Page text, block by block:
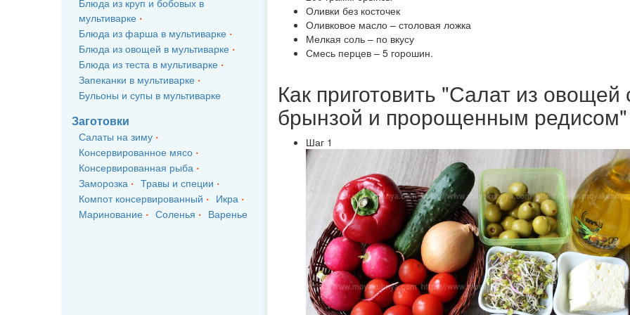
Блюда из круп и бобовых в
мультиварке
Блюда из фарша в мультиварке
Блюда из овощей в мультиварке
Блюда из теста в мультиварке
Запеканки в мультиварке
Бульоны и супы в мультиварке
Заготовки
Салаты на зиму
Консервированное мясо
Консервированная рыба
Заморозка
Травы и специи
Компот консервированный
Икра
Маринование
Соленья Варенье
Оливки без косточек
Оливковое масло – столовая ложка
Мелкая соль – по вкусу
Смесь перцев – 5 горошин.
Как приготовить "Салат из овощей
брынзой и пророщенным редисом"
Шаг 1